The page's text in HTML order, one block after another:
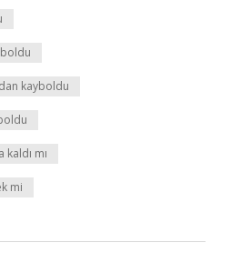
kayboldu
mı
mi